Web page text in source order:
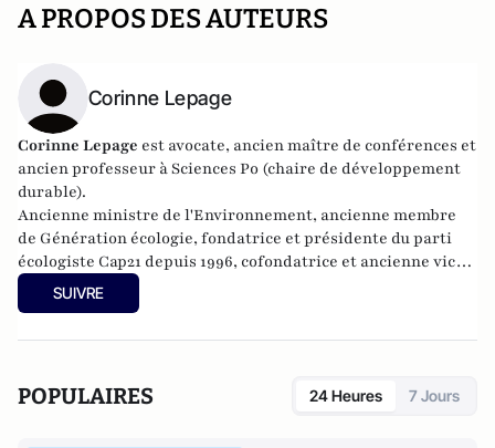
A PROPOS DES AUTEURS
Corinne Lepage
Corinne Lepage est avocate, ancien maître de conférences et
ancien professeur à Sciences Po (chaire de développement
durable).
Ancienne ministre de l'Environnement, ancienne membre
de Génération écologie, fondatrice et présidente du parti
écologiste Cap21 depuis 1996, cofondatrice et ancienne vice-
présidente du Mouvement démocrate jusqu'en mars 2010,
elle est députée au Parlement européen de 2009 à 2014. En
SUIVRE
POPULAIRES 24 Heures 7 Jours